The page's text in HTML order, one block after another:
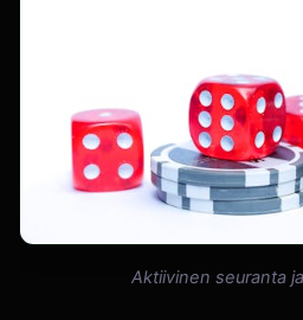
Aktiivinen seuranta